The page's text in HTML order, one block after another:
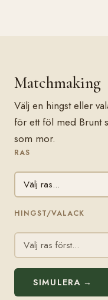
Matchmaking
Välj en hingst eller
för ett föl med Brunt
som mor.
RAS
HINGST/VALACK
SIMULERA →